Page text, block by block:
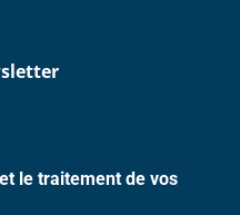
le traitement de vos